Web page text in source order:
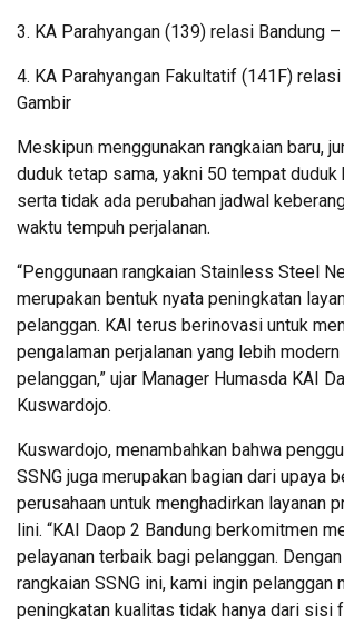
3. KA Parahyangan (139) relasi Bandung
4. KA Parahyangan Fakultatif (141F)
Gambir
Meskipun menggunakan rangkaian baru,
duduk tetap sama, yakni 50 tempat
serta tidak ada perubahan jadwal
waktu tempuh perjalanan.
“Penggunaan rangkaian Stainless Steel
merupakan bentuk nyata peningkatan
pelanggan. KAI terus berinovasi untuk
pengalaman perjalanan yang lebih
pelanggan,” ujar Manager Humasda KAI
Kuswardojo.
Kuswardojo, menambahkan bahwa
SSNG juga merupakan bagian dari upaya
perusahaan untuk menghadirkan layanan
lini. “KAI Daop 2 Bandung berkomitmen
pelayanan terbaik bagi pelanggan.
rangkaian SSNG ini, kami ingin pelanggan
peningkatan kualitas tidak hanya dari sisi